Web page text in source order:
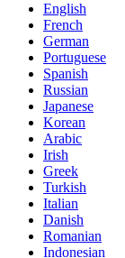
English
French
German
Portuguese
Spanish
Russian
Japanese
Korean
Arabic
Irish
Greek
Turkish
Italian
Danish
Romanian
Indonesian